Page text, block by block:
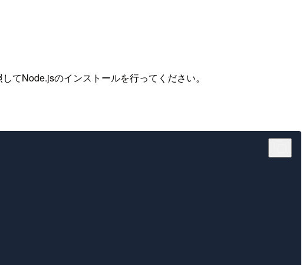
してNode.jsのインストールを行ってください。